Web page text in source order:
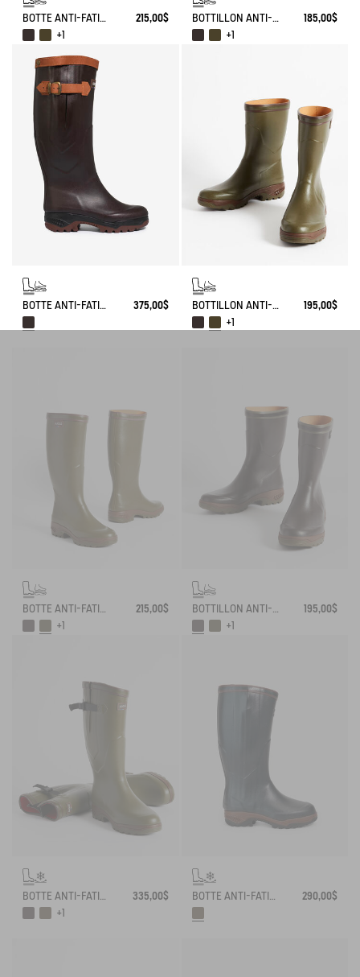
BOTTE ANTI-FATIGUE PARCOURS 2.0
215,00$
+1
BOTTILLON ANTI-FATIGUE PARCOURS 2.0
185,00$
+1
BOTTE ANTI-FATIGUE PARCOURS 2.0 AJUSTABLE DOUBLÉE CUIR 375,00$ BOTTILLON ANTI-FATIGUE PARCOURS 2.0
195,00$
+1
215,00$
+1
195,00$
+1
335,00$
+1
290,00$